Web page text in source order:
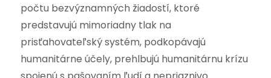
počtu bezvýznamných žiadostí, ktoré
predstavujú mimoriadny tlak na
prisťahovateľský systém, podkopávajú
humanitárne účely, prehlbujú humanitárnu krízu